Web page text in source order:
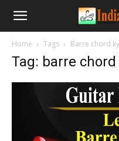
Home Tags Barre chord
Tag: barre